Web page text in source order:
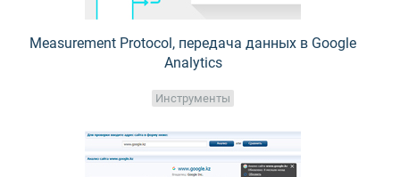
Measurement Protocol, передача данных в Google
Analytics
Инструменты